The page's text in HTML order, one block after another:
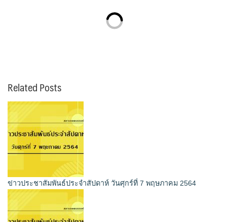
Related Posts
ข่าวประชาสัมพันธ์ประจำสัปดาห์ วันศุกร์ที่ 7 พฤษภาคม 2564